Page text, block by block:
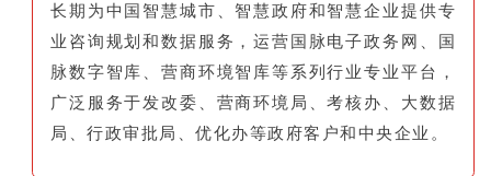
长期为中国智慧城市、智慧政府和智慧企业提供专
业咨询规划和数据服务，运营国脉电子政务网、国
脉数字智库、营商环境智库等系列行业专业平台，
广泛服务于发改委、营商环境局、考核办、大数据
局、行政审批局、优化办等政府客户和中央企业。